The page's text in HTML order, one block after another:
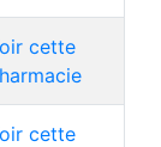
cette
cette